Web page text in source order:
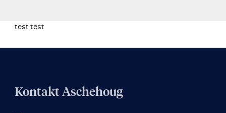
test test
Kontakt Aschehoug